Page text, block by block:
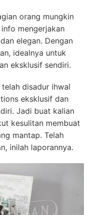
orang mungkin
mengerjakan
elegan. Dengan
idealnya untuk
eksklusif sendiri.
disadur ihwal
eksklusif dan
Jadi buat kalian
kesulitan membuat
mantap. Telah
inilah laporannya.